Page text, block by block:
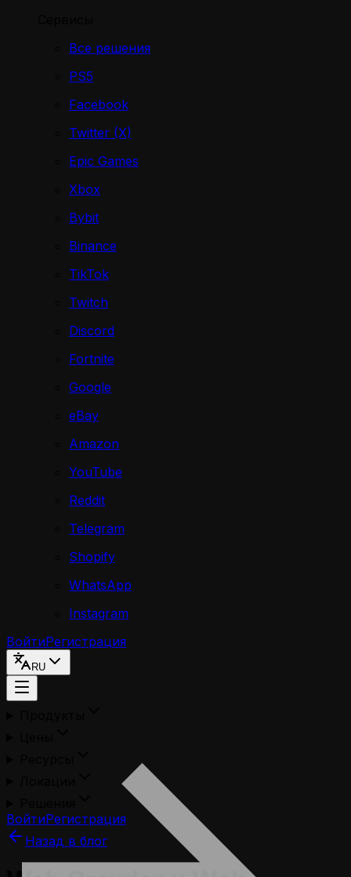
Все решения
PS5
Facebook
Twitter (X)
Epic Games
Xbox
Bybit
Binance
TikTok
Twitch
Discord
Fortnite
Google
eBay
Amazon
YouTube
Reddit
Telegram
Shopify
WhatsApp
Instagram
ВойтиРегистрация
RU
ВойтиРегистрация
Назад в блог